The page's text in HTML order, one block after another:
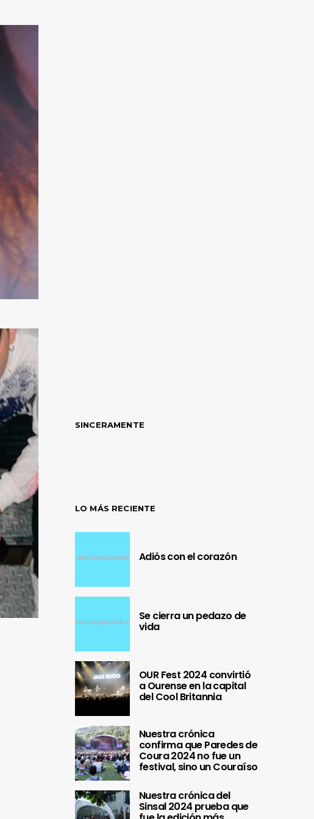
SINCERAMENTE
LO MÁS RECIENTE
Adiós con el corazón
Se cierra un pedazo de
vida
OUR Fest 2024 convirtió
a Ourense en la capital
del Cool Britannia
Nuestra crónica
confirma que Paredes de
Coura 2024 no fue un
festival, sino un Couraíso
Nuestra crónica del
Sinsal 2024 prueba que